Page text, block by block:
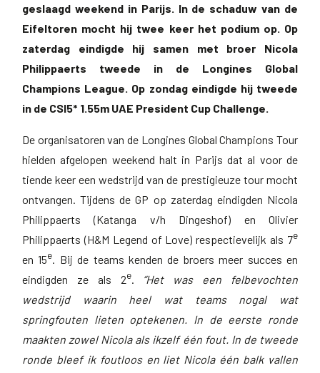
geslaagd weekend in Parijs. In de schaduw van de
Eifeltoren mocht hij twee keer het podium op. Op
zaterdag eindigde hij samen met broer Nicola
Philippaerts tweede in de Longines Global
Champions League. Op zondag eindigde hij tweede
in de CSI5* 1.55m UAE President Cup Challenge.
De organisatoren van de Longines Global Champions Tour
hielden afgelopen weekend halt in Parijs dat al voor de
tiende keer een wedstrijd van de prestigieuze tour mocht
ontvangen. Tijdens de GP op zaterdag eindigden Nicola
Philippaerts (Katanga v/h Dingeshof) en Olivier
Philippaerts (H&M Legend of Love) respectievelijk als 7e
en 15e. Bij de teams kenden de broers meer succes en
eindigden ze als 2e. “Het was een felbevochten
wedstrijd waarin heel wat teams nogal wat
springfouten lieten optekenen. In de eerste ronde
maakten zowel Nicola als ikzelf één fout. In de tweede
ronde bleef ik foutloos en liet Nicola één balk vallen